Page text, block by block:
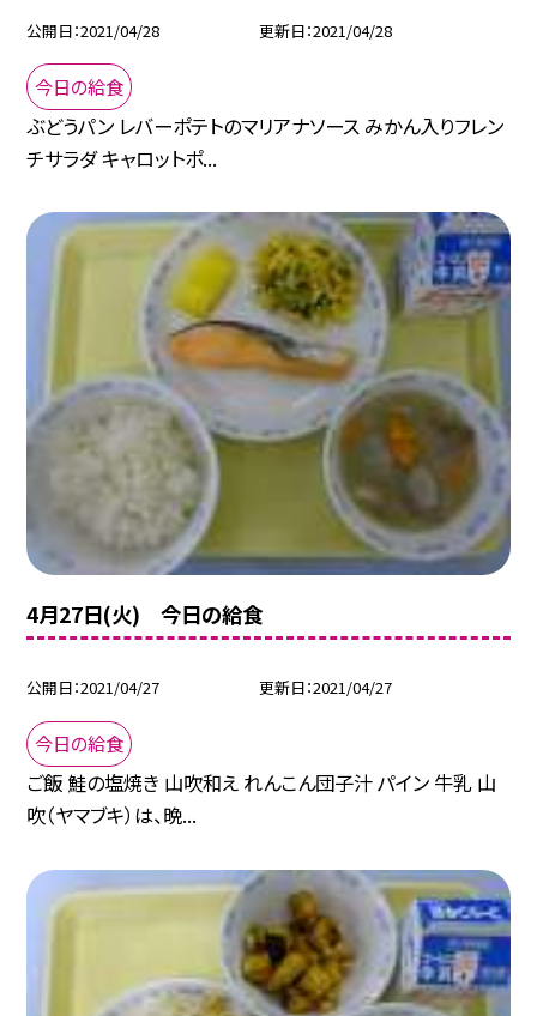
公開日 2021/04/28 更新日 2021/04/28
今日の給食
ぶどうパン レバーポテトのマリアナソース みかん入りフレン
チサラダ キャロットポ...
4月27日(火) 今日の給食
公開日 2021/04/27 更新日 2021/04/27
今日の給食
ご飯 鮭の塩焼き 山吹和え れんこん団子汁 パイン 牛乳 山
吹（ヤマブキ）は、晩...